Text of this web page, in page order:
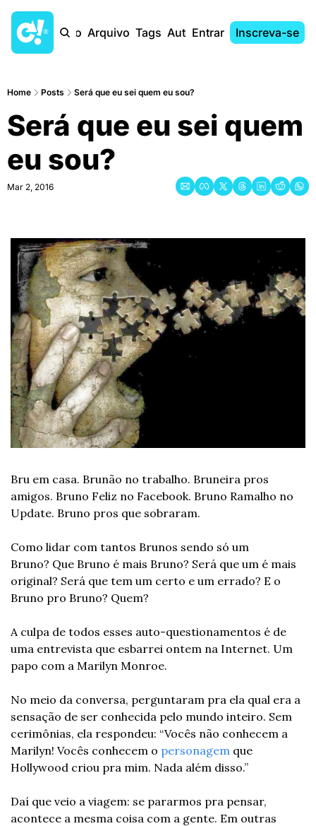
Início Arquivo Tags AutoresEntrar Inscreva-se
Home Posts Será que eu sei quem eu sou?
Será que eu sei quem
eu sou?
Mar 2, 2016
Bru em casa. Brunão no trabalho. Bruneira pros
amigos. Bruno Feliz no Facebook. Bruno Ramalho no
Update. Bruno pros que sobraram.
Como lidar com tantos Brunos sendo só um
Bruno? Que Bruno é mais Bruno? Será que um é mais
original? Será que tem um certo e um errado? E o
Bruno pro Bruno? Quem?
A culpa de todos esses auto-questionamentos é de
uma entrevista que esbarrei ontem na Internet. Um
papo com a Marilyn Monroe.
No meio da conversa, perguntaram pra ela qual era a
sensação de ser conhecida pelo mundo inteiro. Sem
cerimônias, ela respondeu: “Vocês não conhecem a
Marilyn! Vocês conhecem o personagem que
Hollywood criou pra mim. Nada além disso.”
Daí que veio a viagem: se pararmos pra pensar,
acontece a mesma coisa com a gente. Em outras